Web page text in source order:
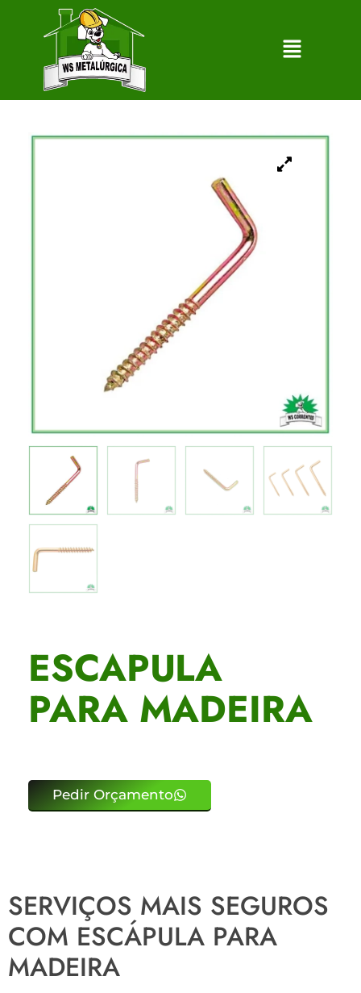
ESCAPULA
PARA MADEIRA
Pedir Orçamento
SERVIÇOS MAIS SEGUROS
COM ESCÁPULA PARA
MADEIRA